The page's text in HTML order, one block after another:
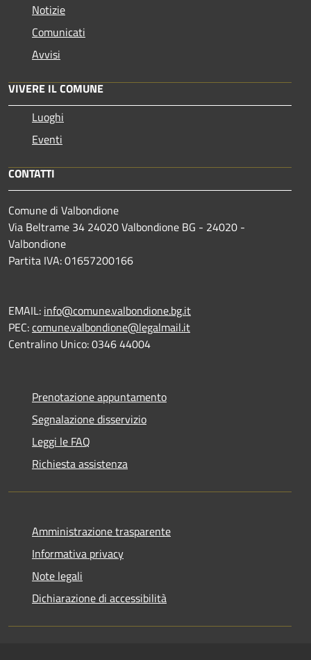
Notizie
Comunicati
Avvisi
VIVERE IL COMUNE
Luoghi
Eventi
CONTATTI
Comune di Valbondione
Via Beltrame 34 24020 Valbondione BG - 24020 -
Valbondione
Partita IVA: 01657200166
EMAIL: info@comune.valbondione.bg.it
PEC:comune.valbondione@legalmail.it
Centralino Unico: 0346 44004
Prenotazione appuntamento
Segnalazione disservizio
Leggi le FAQ
Richiesta assistenza
Amministrazione trasparente
Informativa privacy
Note legali
Dichiarazione di accessibilità